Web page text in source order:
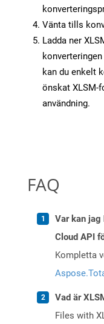
Vänta tills
Ladda ner
kan du enkelt
önskat XLSM-
användning.
FAQ
Var kan jag
Cloud API
Kompletta
Vad är
Files with